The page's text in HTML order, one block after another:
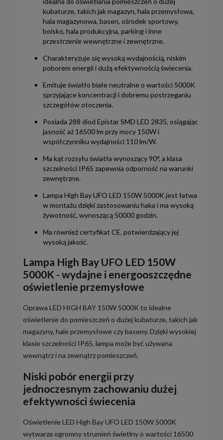
kubaturze, takich jak magazyn, hala przemysłowa,
hala magazynowa, basen, ośrodek sportowy,
boisko, hala produkcyjna, parking i inne
przestrzenie wewnętrzne i zewnętrzne.
Charakteryzuje się wysoką wydajnością, niskim
poborem energii i dużą efektywnością świecenia.
Emituje światło białe neutralne o wartości 5000K
sprzyjające koncentracji i dobremu postrzeganiu
szczegółów otoczenia.
Posiada 288 diod Epistar SMD LED 2835, osiągając
jasność aż 16500 lm przy mocy 150W i
współczynniku wydajności 110 lm/W.
Ma kąt rozsyłu światła wynoszący 90°, a klasa
szczelności IP65 zapewnia odporność na warunki
zewnętrzne.
Lampa High Bay UFO LED 150W 5000K jest łatwa
w montażu dzięki zastosowaniu haka i ma wysoką
żywotność, wynoszącą 50000 godzin.
Ma również certyfikat CE, potwierdzający jej
wysoką jakość.
Lampa High Bay UFO LED 150W
5000K - wydajne i energooszczędne
oświetlenie przemysłowe
Oprawa LED HIGH BAY 150W 5000K to idealne
oświetlenie do pomieszczeń o dużej kubaturze, takich jak
magazyny, hale przemysłowe czy baseny. Dzięki wysokiej
klasie szczelności IP65, lampa może być używana
wewnątrz i na zewnątrz pomieszczeń.
Niski pobór energii przy
jednoczesnym zachowaniu dużej
efektywności świecenia
Oświetlenie LED High Bay UFO LED 150W 5000K
wytwarza ogromny strumień świetlny o wartości 16500